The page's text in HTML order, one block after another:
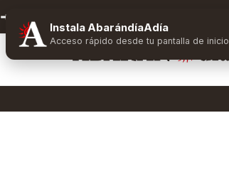
Instala AbarándíaAdía
Acceso rápido desde tu pantalla de inicio